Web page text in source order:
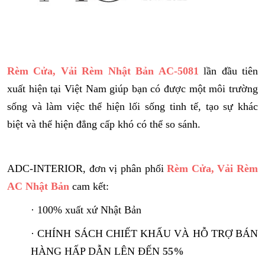
Rèm Cửa, Vải Rèm Nhật Bản AC-5081 lần đầu tiên
xuất hiện tại Việt Nam giúp bạn có được một môi trường
sống và làm việc thể hiện lối sống tinh tế, tạo sự khác
biệt và thể hiện đẳng cấp khó có thể so sánh.
ADC-INTERIOR, đơn vị phân phốiRèm Cửa, Vải Rèm
AC Nhật Bản cam kết:
· 100% xuất xứ Nhật Bản
· CHÍNH SÁCH CHIẾT KHẤU VÀ HỖ TRỢ BÁN
HÀNG HẤP DẪN LÊN ĐẾN 55%